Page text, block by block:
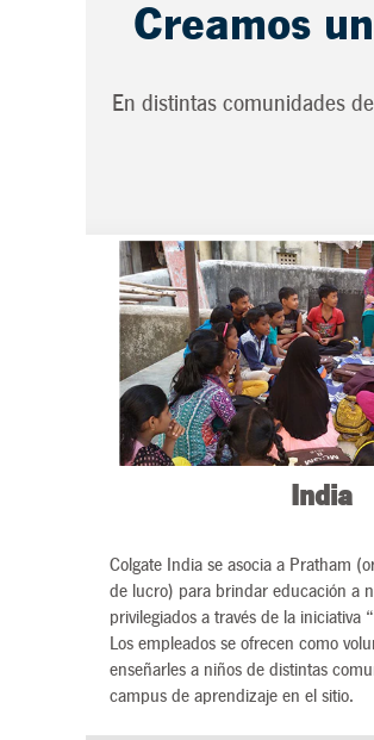
Creamos
En distintas comunidades
India
Colgate India se asocia a Pratham
de lucro) para brindar educación a
privilegiados a través de la iniciativa
Los empleados se ofrecen como
enseñarles a niños de distintas
campus de aprendizaje en el sitio.